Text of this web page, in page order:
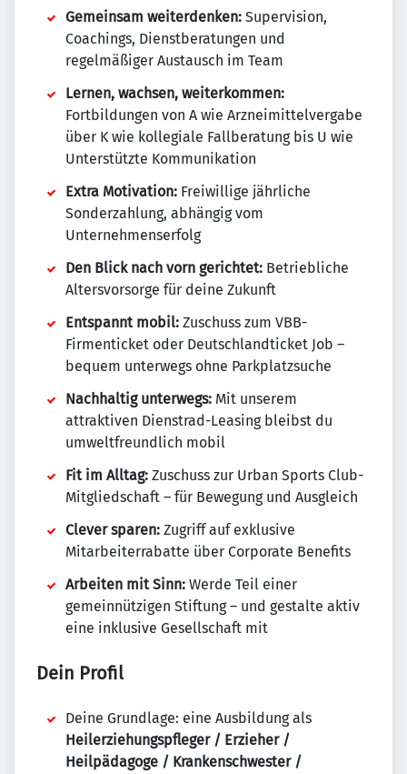
Gemeinsam weiterdenken: Supervision,
Coachings, Dienstberatungen und
regelmäßiger Austausch im Team
Lernen, wachsen, weiterkommen:
Fortbildungen von A wie Arzneimittelvergabe
über K wie kollegiale Fallberatung bis U wie
Unterstützte Kommunikation
Extra Motivation: Freiwillige jährliche
Sonderzahlung, abhängig vom
Unternehmenserfolg
Den Blick nach vorn gerichtet: Betriebliche
Altersvorsorge für deine Zukunft
Entspannt mobil: Zuschuss zum VBB-
Firmenticket oder Deutschlandticket Job –
bequem unterwegs ohne Parkplatzsuche
Nachhaltig unterwegs: Mit unserem
attraktiven Dienstrad-Leasing bleibst du
umweltfreundlich mobil
Fit im Alltag: Zuschuss zur Urban Sports Club-
Mitgliedschaft – für Bewegung und Ausgleich
Clever sparen: Zugriff auf exklusive
Mitarbeiterrabatte über Corporate Benefits
Arbeiten mit Sinn: Werde Teil einer
gemeinnützigen Stiftung – und gestalte aktiv
eine inklusive Gesellschaft mit
Dein Profil
Deine Grundlage: eine Ausbildung als
Heilerziehungspfleger / Erzieher /
Heilpädagoge / Krankenschwester /